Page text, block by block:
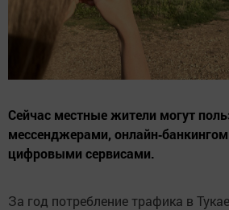
Сейчас местные жители могут
мессенджерами,
цифровыми сервисами.
За год потребление трафика в